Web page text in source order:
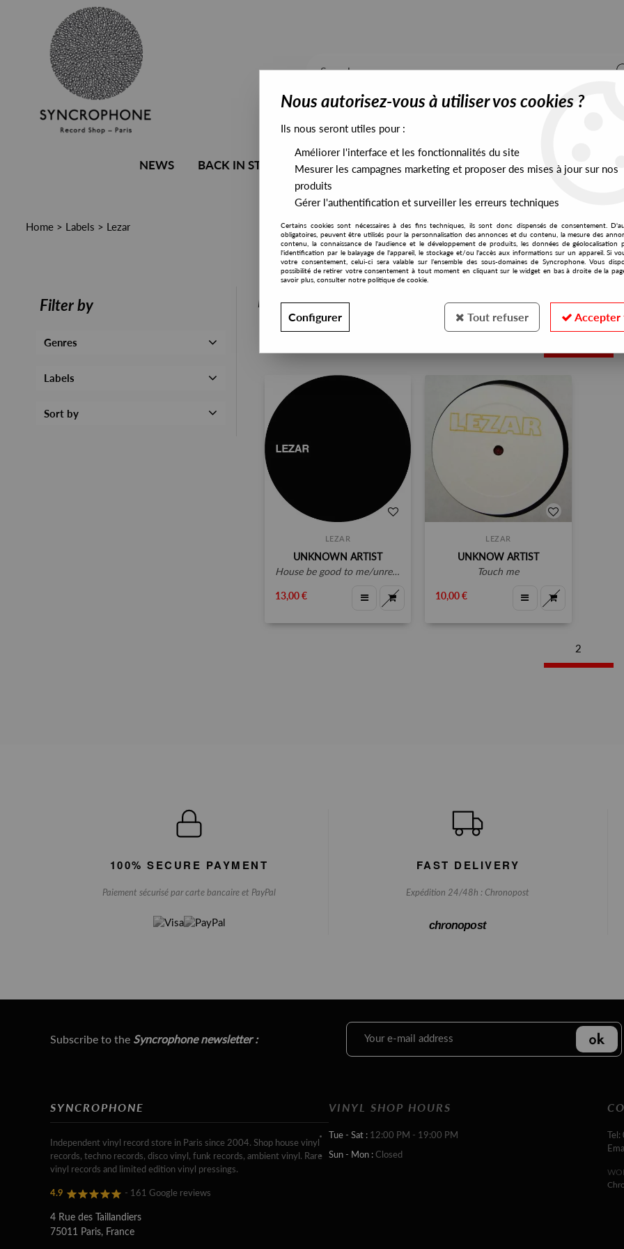
NEWS BACK IN STOCK ALL STOCK EXCLUSIVES PRESALES EXCLUSIVES
Home > Labels > Lezar
Filter by
Genres
Labels
Sort by
PRESALES EXCLUSIVES
LEZAR
UNKNOWN ARTIST
house be good to me/unreleased [repress]
13,00 €
LEZAR
UNKNOW ARTIST
touch me
10,00 €
2
100% SECURE PAYMENT
Paiement sécurisé par carte bancaire et PayPal
FAST DELIVERY
Expédition 24/48h : Chronopost
chronopost
Subscribe to the Syncrophone newsletter :
SYNCROPHONE
Independent vinyl record store in Paris since 2004. Shop house vinyl
records, techno records, disco vinyl, funk records, ambient vinyl. Rare
vinyl records and limited edition vinyl pressings.
4.9 - 161 Google reviews
4 Rue des Taillandiers
75011 Paris, France
VINYL SHOP HOURS
Tue - Sat : 12:00 PM - 19:00 PM
Sun - Mon : Closed
Nous autorisez-vous à utiliser vos cookies ?
Ils nous seront utiles pour :
Améliorer l'interface et les fonctionnalités du site
Mesurer les campagnes marketing et proposer des mises à jour sur nos
produits
Gérer l'authentification et surveiller les erreurs techniques
Certains cookies sont nécessaires à des fins techniques, ils sont donc dispensés de consentement.
obligatoires, peuvent être utilisés pour la personnalisation des annonces et du contenu, la mesure des
contenu, la connaissance de l'audience et le développement de produits, les données de géolocalisation
l'identification par le balayage de l'appareil, le stockage et/ou l'accès aux informations sur un appareil. Si
votre consentement, celui-ci sera valable sur l’ensemble des sous-domaines de Syncrophone. Vous
possibilité de retirer votre consentement à tout moment en cliquant sur le widget en bas à droite de la
savoir plus, consulter notre politique de cookie.
Configurer Tout refuser Accepter